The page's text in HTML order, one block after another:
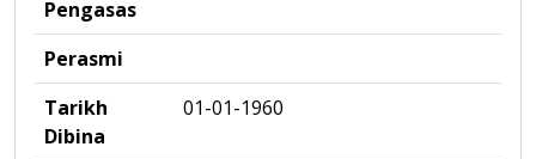
Pengasas
Perasmi
Tarikh
Dibina
01-01-1960